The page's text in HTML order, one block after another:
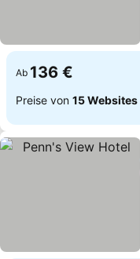
Ab 136 €
Preise von 15 Websites